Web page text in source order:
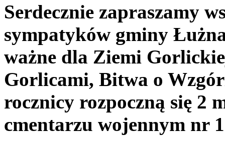
Serdecznie zapraszamy
sympatyków gminy
ważne dla Ziemi
Gorlicami, Bitwa o
rocznicy rozpoczną się 2
cmentarzu wojennym nr